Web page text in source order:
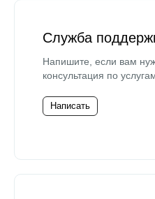
Служба
Напишите, если вам
консультация по
Написать